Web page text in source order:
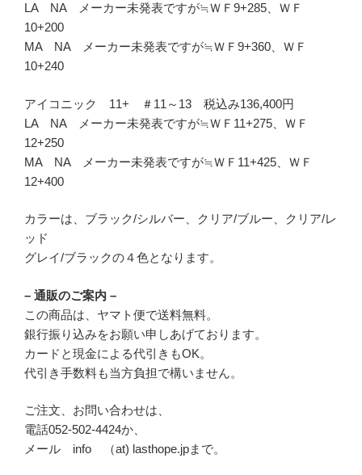
LA NA メーカー未発表ですが≒ＷＦ9+285、ＷＦ
10+200
MA NA メーカー未発表ですが≒ＷＦ9+360、ＷＦ
10+240
アイコニック 11+ ＃11～13 税込み136,400円
LA NA メーカー未発表ですが≒ＷＦ11+275、ＷＦ
12+250
MA NA メーカー未発表ですが≒ＷＦ11+425、ＷＦ
12+400
カラーは、ブラック/シルバー、クリア/ブルー、クリア/レ
ッド
グレイ/ブラックの４色となります。
– 通販のご案内 –
この商品は、ヤマト便で送料無料。
銀行振り込みをお願い申しあげております。
カードと現金による代引きもOK。
代引き手数料も当方負担で構いません。
ご注文、お問い合わせは、
電話052-502-4424か、
メール info （at) lasthope.jpまで。